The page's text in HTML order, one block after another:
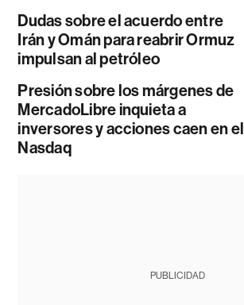
Dudas sobre el acuerdo entre
Irán y Omán para reabrir Ormuz
impulsan al petróleo
Presión sobre los márgenes de
MercadoLibre inquieta a
inversores y acciones caen en el
Nasdaq
PUBLICIDAD